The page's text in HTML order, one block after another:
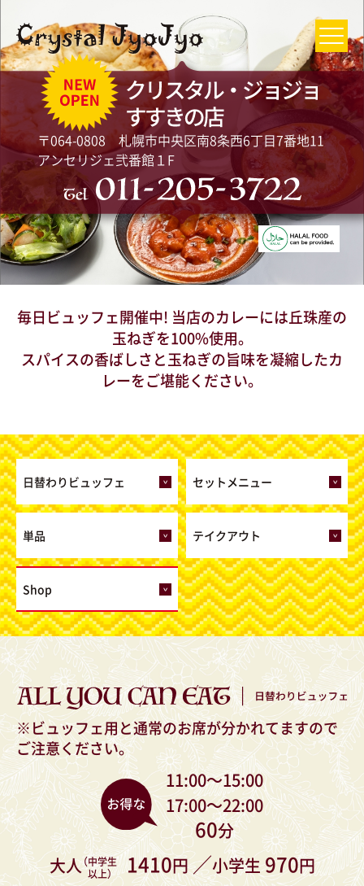
〒064-0808 札幌市中央区南8条西6丁目7番地11
アンセリジェ弐番館１F
毎日ビュッフェ開催中! 当店のカレーには丘珠産の
玉ねぎを100%使用。
スパイスの香ばしさと玉ねぎの旨味を凝縮したカ
レーをご堪能ください。
日替わりビュッフェ セットメニュー
単品 テイクアウト
Shop
※ビュッフェ用と通常のお席が分かれてますので
ご注意ください。
11:00〜15:00
17:00〜22:00
60分
大人（中学生
以上）
1410円 小学生970円